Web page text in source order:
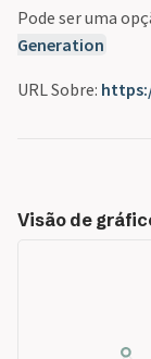
Pode ser uma
Generation
URL Sobre:
Visão de